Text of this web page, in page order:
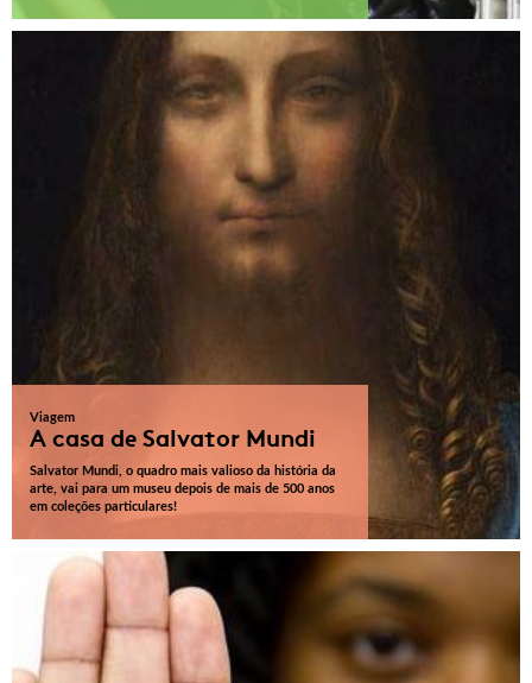
Viagem
A casa de Salvator Mundi
Salvator Mundi, o quadro mais valioso da história da
arte, vai para um museu depois de mais de 500 anos
em coleções particulares!